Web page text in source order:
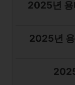
2025년 용
2025년